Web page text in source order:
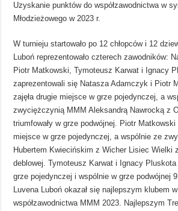
Uzyskanie punktów do współzawodnictwa w
Młodzieżowego w 2023 r.
W turnieju startowało po 12 chłopców i 12
Luboń reprezentowało czterech zawodników:
Piotr Matkowski, Tymoteusz Karwat i Ignacy
zaprezentowali się Natasza Adamczyk i Piotr
zajęła drugie miejsce w grze pojedynczej, a
zwyciężczynią MMM Aleksandrą Nawrocką z
triumfowały w grze podwójnej. Piotr Matkowski
miejsce w grze pojedynczej, a wspólnie ze
Hubertem Kwiecińskim z Wicher Lisiec Wielki
deblowej. Tymoteusz Karwat i Ignacy
grze pojedynczej i wspólnie w grze podwójnej
Luvena Luboń okazał się najlepszym klubem
współzawodnictwa MMM 2023. Najlepszym